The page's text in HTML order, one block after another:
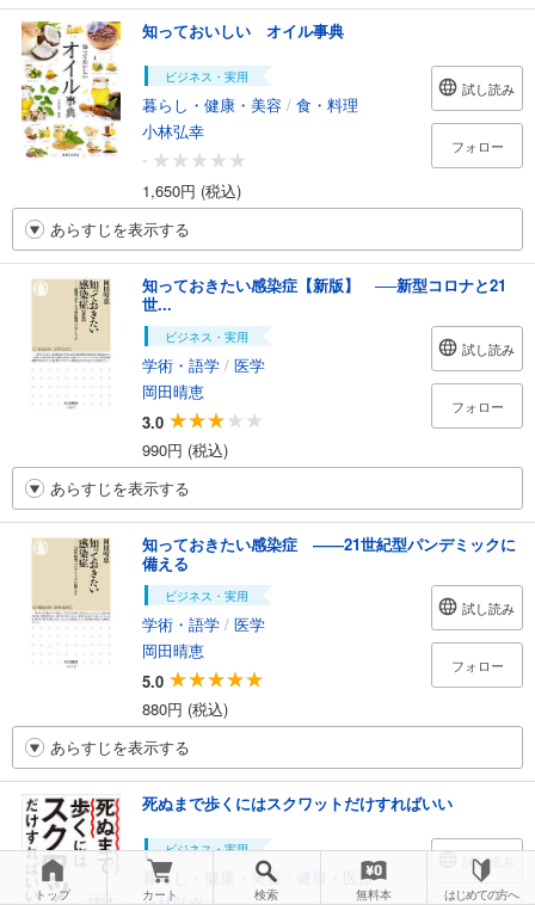
知っておいしい オイル事典
ビジネス・実用
暮らし・健康・美容 / 食・料理
小林弘幸
-
1,650円 (税込)
試し読み
フォロー
あらすじを表示する
知っておきたい感染症【新版】 ──新型コロナと21
世...
ビジネス・実用
学術・語学 / 医学
岡田晴恵
3.0
990円 (税込)
試し読み
フォロー
あらすじを表示する
知っておきたい感染症 ――21世紀型パンデミックに
備える
ビジネス・実用
学術・語学 / 医学
岡田晴恵
5.0
880円 (税込)
試し読み
フォロー
あらすじを表示する
死ぬまで歩くにはスクワットだけすればいい
ビジネス・実用
暮らし・健康・美容
健康・医療
試し読み
トップ カート 検索 無料本 はじめての方へ